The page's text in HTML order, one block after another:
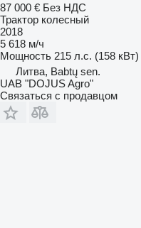
87 000 € Без НДС
Трактор колесный
2018
5 618 м/ч
Мощность 215 л.с. (158 кВт)
Литва, Babtų sen.
UAB "DOJUS Agro"
Связаться с продавцом